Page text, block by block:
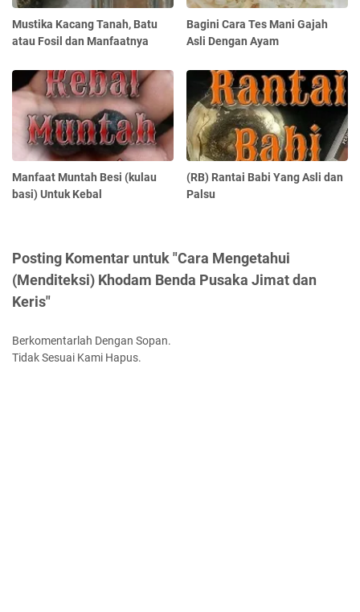
Mustika Kacang Tanah, Batu
atau Fosil dan Manfaatnya
Bagini Cara Tes Mani Gajah
Asli Dengan Ayam
Manfaat Muntah Besi (kulau
basi) Untuk Kebal
(RB) Rantai Babi Yang Asli dan
Palsu
Posting Komentar untuk "Cara Mengetahui
(Menditeksi) Khodam Benda Pusaka Jimat dan
Keris"
Berkomentarlah Dengan Sopan.
Tidak Sesuai Kami Hapus.